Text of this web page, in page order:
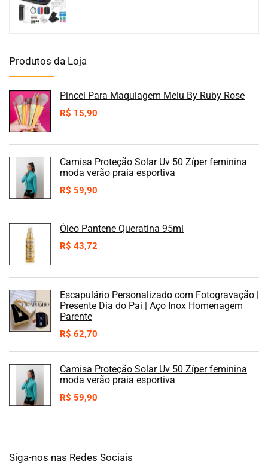
Produtos da Loja
Pincel Para Maquiagem Melu By Ruby Rose
R$ 15,90
Camisa Proteção Solar Uv 50 Zíper feminina
moda verão praia esportiva
R$ 59,90
Óleo Pantene Queratina 95ml
R$ 43,72
Escapulário Personalizado com Fotogravação |
Presente Dia do Pai | Aço Inox Homenagem
Parente
R$ 62,70
Camisa Proteção Solar Uv 50 Zíper feminina
moda verão praia esportiva
R$ 59,90
Siga-nos nas Redes Sociais